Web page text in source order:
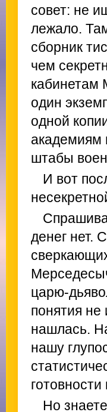
совет: не
лежало.
сборник
чем
кабинетам
один
одной
академиям
штабы
И вот
денег нет.
царю-
понятия не
нашлась.
нашу
Но